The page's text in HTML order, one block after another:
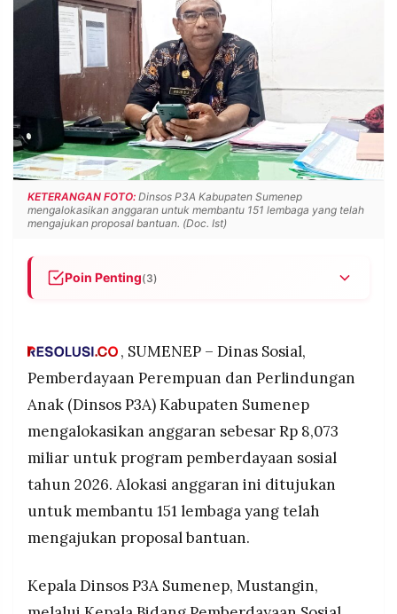
MANCA SPORT
INFORMASI
PRIVACY
POLICY
BERITA
WARGA
INFORMASI
IKLAN
KIRIM
TULISAN
PENGADUAN TERM
OF
SERVICE
IKUTI
PT.
MEDIA
PRAMUDITA
©
Resolusi.co
KETERANGAN FOTO: Dinsos P3A Kabupaten Sumenep
mengalokasikan anggaran untuk membantu 151 lembaga yang telah
mengajukan proposal bantuan. (Doc. Ist)
Poin Penting(3)
seluruhnya berasal dari usulan Pokir DPRD tanpa
mushola, dan yayasan keagamaan yang telah
berbadan hukum, dengan mayoritas pengajuan
dari lembaga Islam namun terbuka untuk agama
Dinsos P3A berharap ada penambahan anggaran
melalui PAK agar bisa menerima usulan dari
masyarakat, sambil terus melakukan verifikasi
, SUMENEP – Dinas Sosial,
Pemberdayaan Perempuan dan Perlindungan
Anak (Dinsos P3A) Kabupaten Sumenep
mengalokasikan anggaran sebesar Rp 8,073
miliar untuk program pemberdayaan sosial
tahun 2026. Alokasi anggaran ini ditujukan
untuk membantu 151 lembaga yang telah
mengajukan proposal bantuan.
Kepala Dinsos P3A Sumenep, Mustangin,